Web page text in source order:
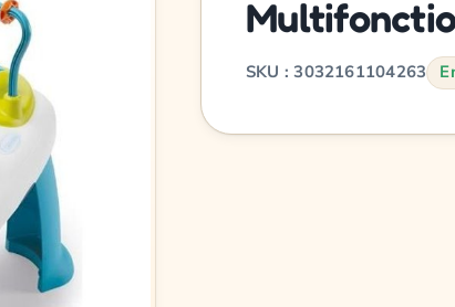
SKU : 3032161104263